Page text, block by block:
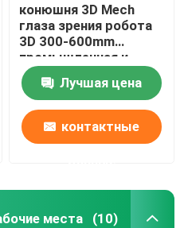
конюшня 3D Mech
глаза зрения робота
3D 300-600mm
промышленная и
надежное
просматривая
представление
Лучшая цена
контактные
места (10)